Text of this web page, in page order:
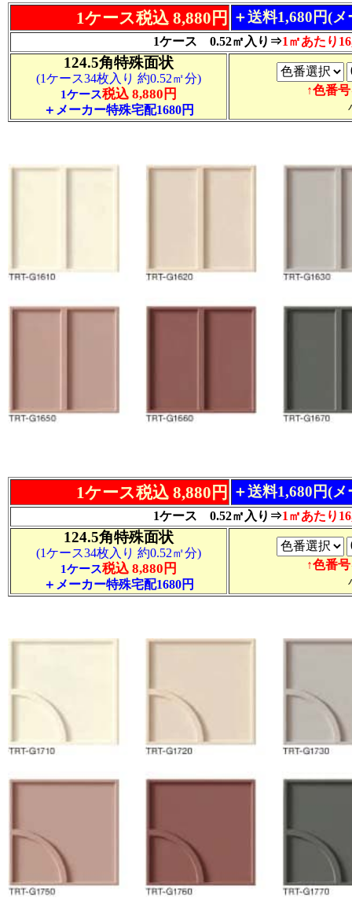
1ケース税込 8,880円 ＋送料1,680円(
1ケース 0.52㎡入り⇒1㎡あたり
124.5角特殊面状
(1ケース34枚入り 約0.52㎡分)
1ケース税込 8,880円
＋メーカー特殊宅配1680円
↑色番
1ケース税込 8,880円 ＋送料1,680円(
1ケース 0.52㎡入り⇒1㎡あたり
124.5角特殊面状
(1ケース34枚入り 約0.52㎡分)
1ケース税込 8,880円
＋メーカー特殊宅配1680円
↑色番